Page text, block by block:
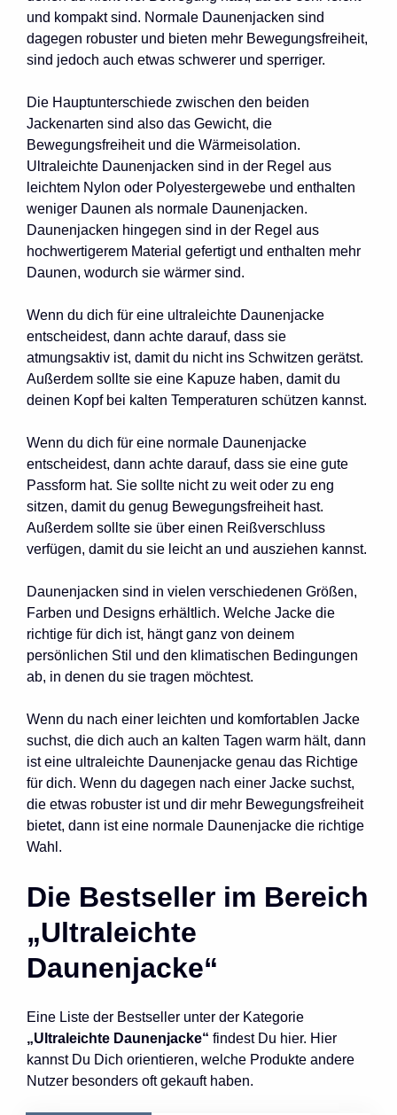
und kompakt sind. Normale Daunenjacken sind
dagegen robuster und bieten mehr Bewegungsfreiheit,
sind jedoch auch etwas schwerer und sperriger.
Die Hauptunterschiede zwischen den beiden
Jackenarten sind also das Gewicht, die
Bewegungsfreiheit und die Wärmeisolation.
Ultraleichte Daunenjacken sind in der Regel aus
leichtem Nylon oder Polyestergewebe und enthalten
weniger Daunen als normale Daunenjacken.
Daunenjacken hingegen sind in der Regel aus
hochwertigerem Material gefertigt und enthalten mehr
Daunen, wodurch sie wärmer sind.
Wenn du dich für eine ultraleichte Daunenjacke
entscheidest, dann achte darauf, dass sie
atmungsaktiv ist, damit du nicht ins Schwitzen gerätst.
Außerdem sollte sie eine Kapuze haben, damit du
deinen Kopf bei kalten Temperaturen schützen kannst.
Wenn du dich für eine normale Daunenjacke
entscheidest, dann achte darauf, dass sie eine gute
Passform hat. Sie sollte nicht zu weit oder zu eng
sitzen, damit du genug Bewegungsfreiheit hast.
Außerdem sollte sie über einen Reißverschluss
verfügen, damit du sie leicht an und ausziehen kannst.
Daunenjacken sind in vielen verschiedenen Größen,
Farben und Designs erhältlich. Welche Jacke die
richtige für dich ist, hängt ganz von deinem
persönlichen Stil und den klimatischen Bedingungen
ab, in denen du sie tragen möchtest.
Wenn du nach einer leichten und komfortablen Jacke
suchst, die dich auch an kalten Tagen warm hält, dann
ist eine ultraleichte Daunenjacke genau das Richtige
für dich. Wenn du dagegen nach einer Jacke suchst,
die etwas robuster ist und dir mehr Bewegungsfreiheit
bietet, dann ist eine normale Daunenjacke die richtige
Wahl.
Die Bestseller im Bereich
„Ultraleichte
Daunenjacke“
Eine Liste der Bestseller unter der Kategorie
„Ultraleichte Daunenjacke“ findest Du hier. Hier
kannst Du Dich orientieren, welche Produkte andere
Nutzer besonders oft gekauft haben.